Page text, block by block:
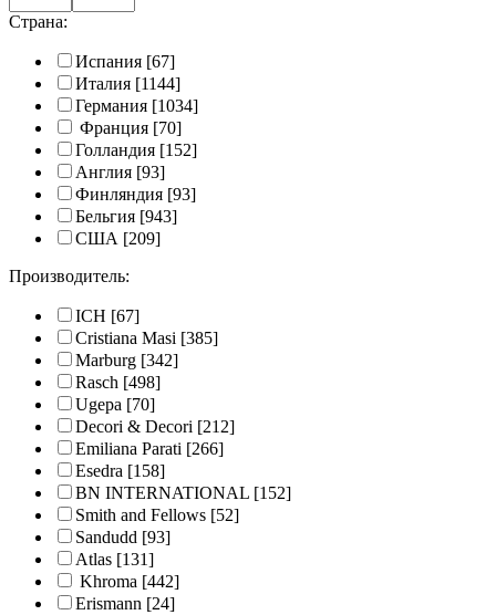
Страна:
Испания [67]
Италия [1144]
Германия [1034]
Франция [70]
Голландия [152]
Англия [93]
Финляндия [93]
Бельгия [943]
США [209]
Производитель:
ICH [67]
Cristiana Masi [385]
Marburg [342]
Rasch [498]
Ugepa [70]
Decori & Decori [212]
Emiliana Parati [266]
Esedra [158]
BN INTERNATIONAL [152]
Smith and Fellows [52]
Sandudd [93]
Atlas [131]
Khroma [442]
Erismann [24]